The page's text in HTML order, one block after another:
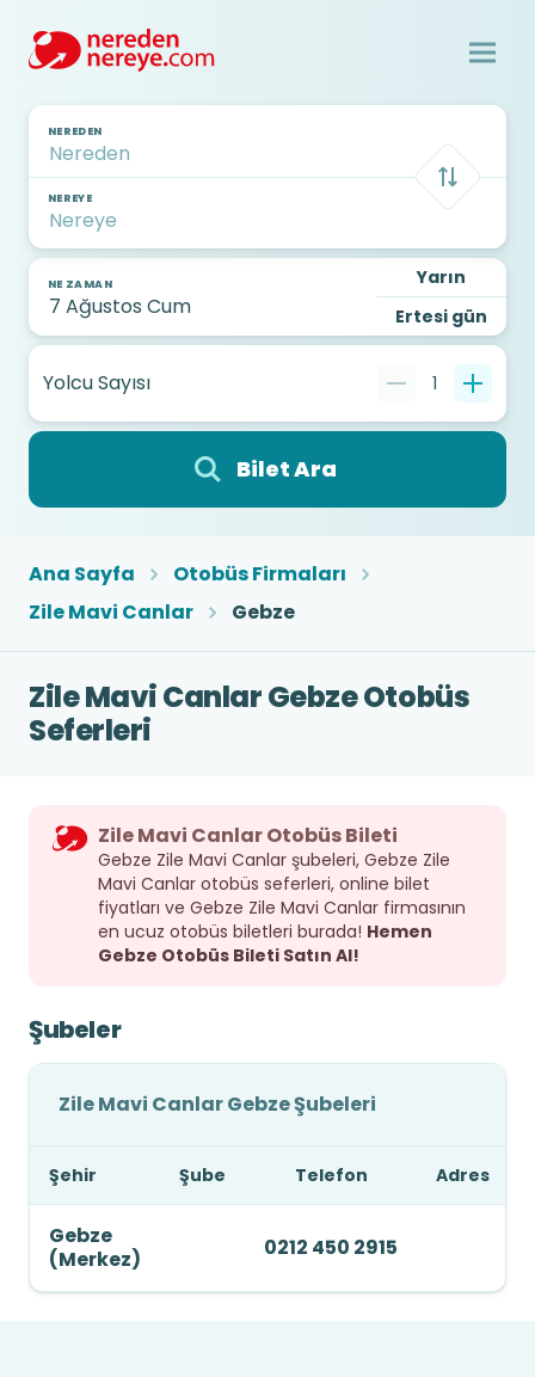
NEREDEN
NEREYE
NE ZAMAN
Yarın
Ertesi gün
Yolcu Sayısı 1
Bilet Ara
Ana Sayfa
Otobüs Firmaları
Zile Mavi Canlar
Gebze
Zile Mavi Canlar Gebze Otobüs
Seferleri
Zile Mavi Canlar Otobüs Bileti
Gebze Zile Mavi Canlar şubeleri, Gebze Zile
Mavi Canlar otobüs seferleri, online bilet
fiyatları ve Gebze Zile Mavi Canlar firmasının
en ucuz otobüs biletleri burada! Hemen
Gebze Otobüs Bileti Satın Al!
Şubeler
Zile Mavi Canlar Gebze Şubeleri
Şehir Şube Telefon Adres
Gebze
(Merkez)
0212 450 2915